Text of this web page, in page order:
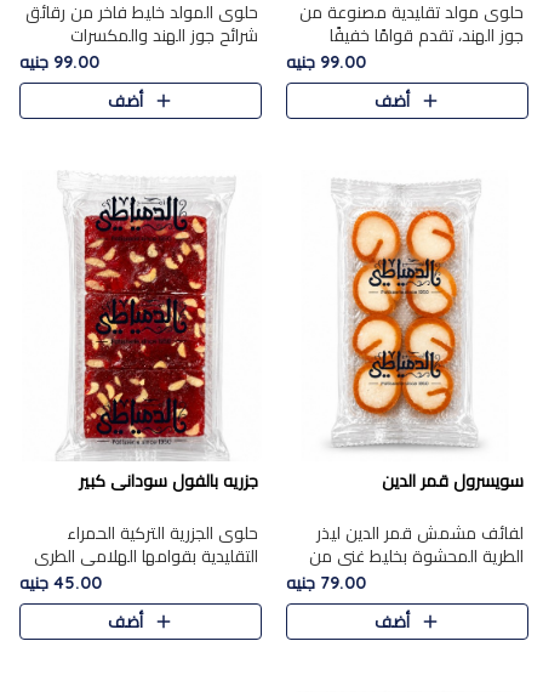
حلوى مولد تقليدية مصنوعة من
جوز الهند، تقدم قوامًا خفيفًا
ونكهة شرقية أصيلة تجسد روح
الـموسم الأعياد.
99.00 جنيه
أضف
حلوى المولد خليط فاخر من رقائق
شرائح جوز الهند والمكسرات
المحمصة، متماسك بشراب حلاوة
الكراميل الخفيفة ليمنحك قرمشة
غنية ومذاقًا شرقيًا أصيلً..
99.00 جنيه
أضف
سويسرول قمر الدين
لفائف مشمش قمر الدين ليذر
الطرية المحشوة بخليط غني من
جوز الهند الأبيض والمكسرات
الفاخرة، يقدم المذاق الحلو
الطبيعي لقمر الدين و تجمع بين
79.00 جنيه
أضف
جزريه بالفول سودانى كبير
حلوى الجزرية التركية الحمراء
التقليدية بقوامها الهلامي الطري
ولونها الأحمر المميز، محشوة
بسخاء بالفول السوداني المحمص
لتمنحك توازنًا رائعًا ..
45.00 جنيه
أضف